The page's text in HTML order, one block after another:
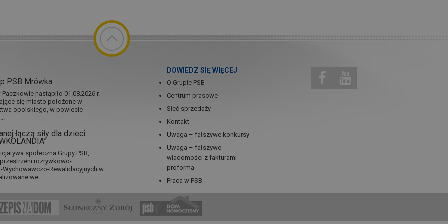
PSB Mrówka
nastąpiło 01.08.2026 r.
się miasto położone w
opolskiego, w powiecie
łączą siły dla dzieci.
społeczna Grupy PSB,
rozrywkowo-
Rewalidacyjnych w
we...
DOWIEDZ SIĘ WIĘCEJ
O Grupie PSB
Centrum prasowe
Sieć sprzedaży
Kontakt
Uwaga – fałszywe konkursy
Uwaga – fałszywe
wiadomości z fakturami
proforma
Praca w PSB